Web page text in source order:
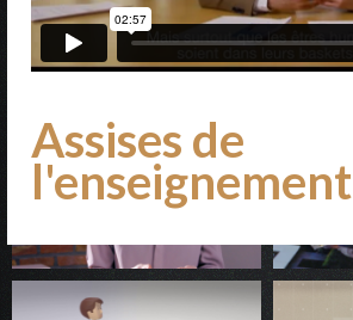
Assises de
l'enseignement